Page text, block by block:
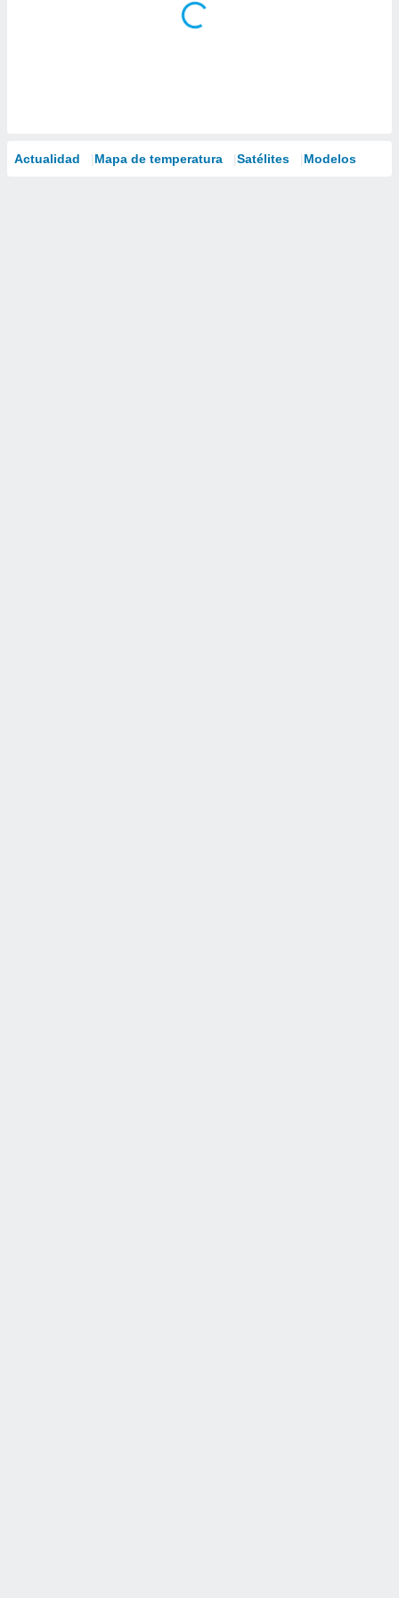
Actualidad Mapa de temperatura Satélites Modelos